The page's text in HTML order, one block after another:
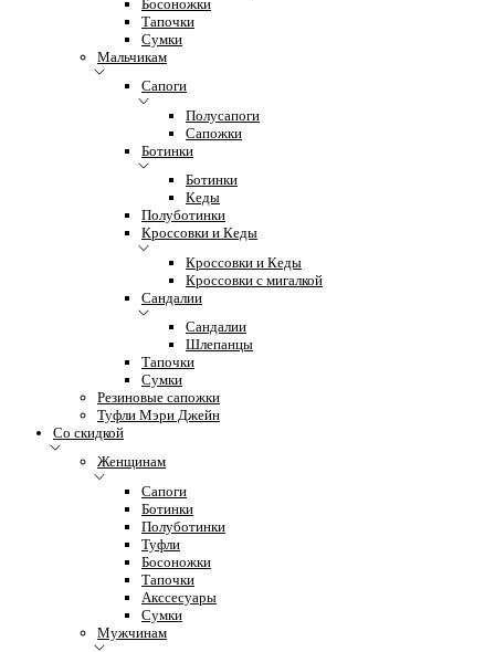
Босоножки
Тапочки
Сумки
Мальчикам
Сапоги
Полусапоги
Сапожки
Ботинки
Ботинки
Кеды
Полуботинки
Кроссовки и Кеды
Кроссовки и Кеды
Кроссовки с мигалкой
Сандалии
Сандалии
Шлепанцы
Тапочки
Сумки
Резиновые сапожки
Туфли Мэри Джейн
Со скидкой
Женщинам
Сапоги
Ботинки
Полуботинки
Туфли
Босоножки
Тапочки
Акссесуары
Сумки
Мужчинам